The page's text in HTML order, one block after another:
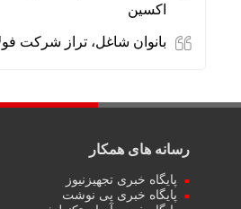
اکسین
بانوان شاغل، تراز شرکت
رسانه های همکار
پایگاه خبری تجهیزنیوز
پایگاه خبری پی نوشت